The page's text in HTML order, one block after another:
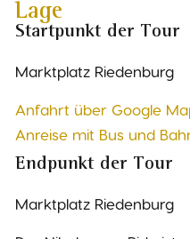
Lage
Startpunkt der Tour
Marktplatz Riedenburg
Anfahrt über Google
Anreise mit Bus und
Endpunkt der Tour
Marktplatz Riedenburg